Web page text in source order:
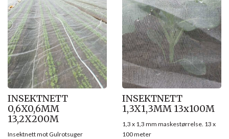
INSEKTNETT
0,6X0,6MM
13,2X200M
Insektnett mot Gulrotsuger
INSEKTNETT
1,3X1,3MM 13x100M
1,3 x 1,3 mm maskestørrelse. 13 x
100 meter